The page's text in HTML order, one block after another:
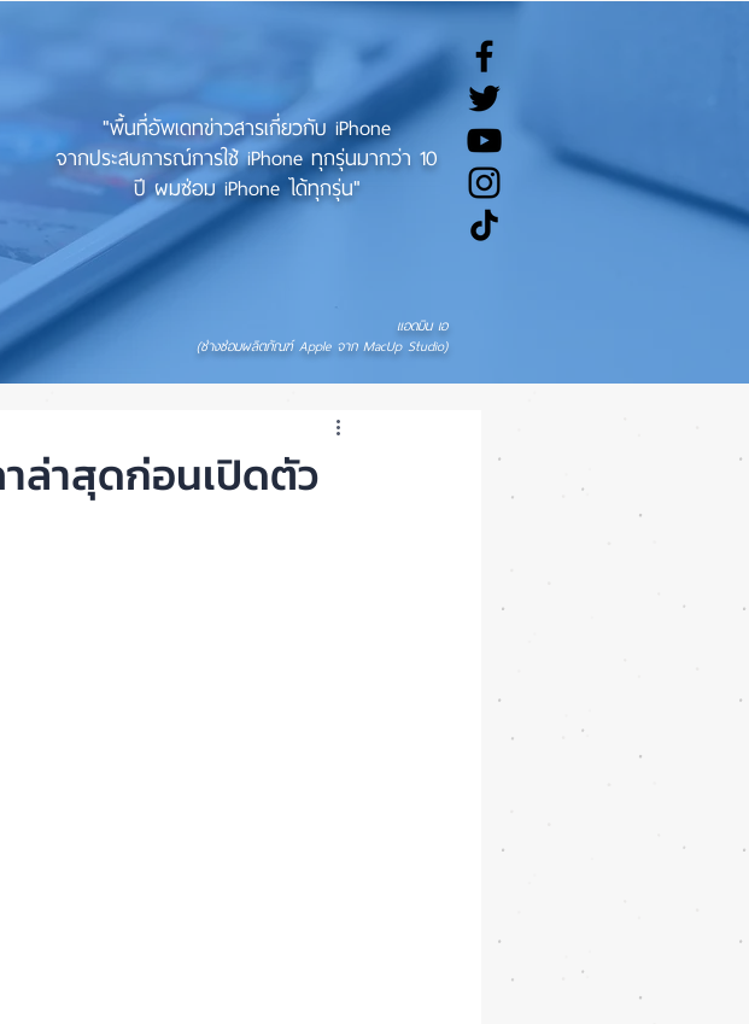
"พื้นที่อัพเดทข่าวสารเกี่ยวกับ iPhone
จากประสบการณ์การใช้ iPhone ทุกรุ่นมากว่า 10
ปี ผมซ่อม iPhone ได้ทุกรุ่น"
แอดมิน เอ
(ช่างซ่อมผลิตภัณฑ์ Apple จาก MacUp Studio)
ล่าสุดก่อนเปิดตัว